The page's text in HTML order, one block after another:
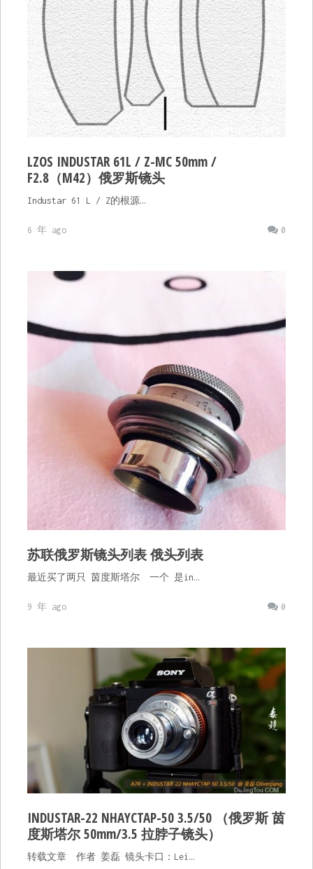
LZOS INDUSTAR 61L / Z-MC 50mm /
F2.8（M42）俄罗斯镜头
Industar 61 L / Z的根源…
0
6 年 ago
苏联俄罗斯镜头列表 俄头列表
最近买了两只 茵度斯塔尔 一个 是in…
0
9 年 ago
INDUSTAR-22 NHAYCTAP-50 3.5/50 （俄罗斯 茵
度斯塔尔 50mm/3.5 拉脖子镜头）
转载文章 作者 姜磊 镜头卡口：Lei…